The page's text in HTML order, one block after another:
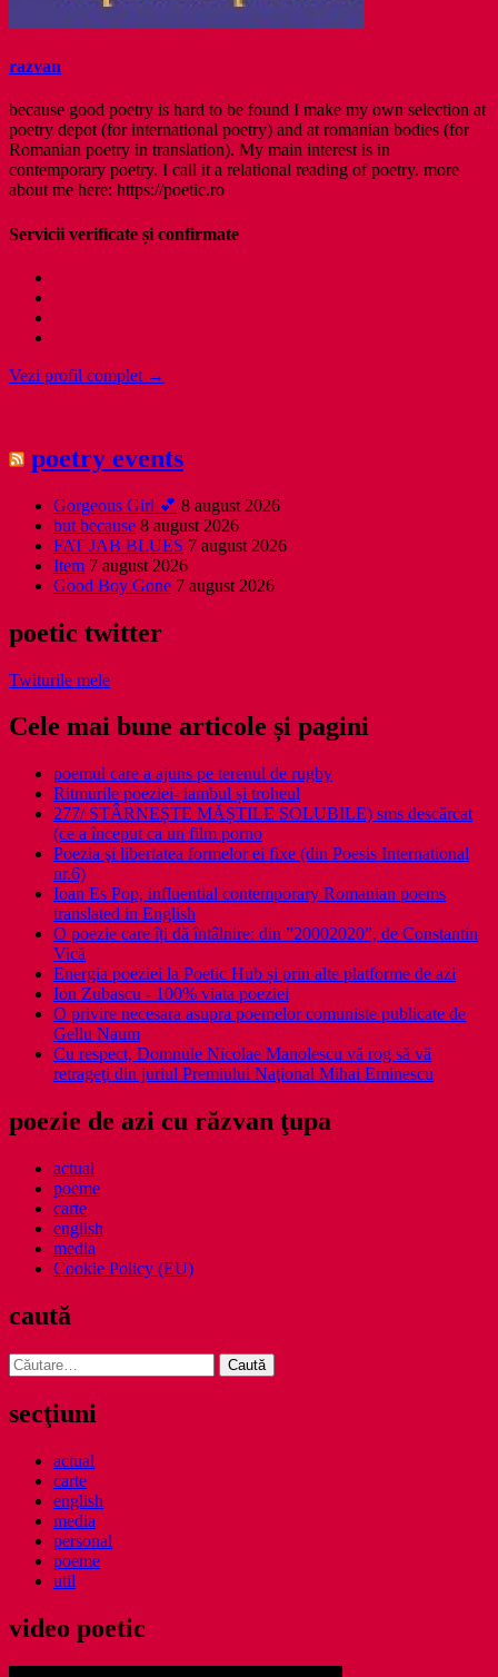
razvan
because good poetry is hard to be found I make my own selection at
poetry depot (for international poetry) and at romanian bodies (for
Romanian poetry in translation). My main interest is in
contemporary poetry. I call it a relational reading of poetry. more
about me here: https://poetic.ro
Servicii verificate și confirmate
Vezi profil complet →
poetry events
Gorgeous Girl 💕 8 august 2026
but because 8 august 2026
FAT JAB BLUES 7 august 2026
Item 7 august 2026
Good Boy Gone 7 august 2026
poetic twitter
Twiturile mele
Cele mai bune articole și pagini
poemul care a ajuns pe terenul de rugby
Ritmurile poeziei- iambul și troheul
277/ STÂRNEȘTE MĂȘTILE SOLUBILE) sms descărcat
(ce a început ca un film porno
Poezia şi libertatea formelor ei fixe (din Poesis International
nr.6)
Ioan Es Pop, influential contemporary Romanian poems
translated in English
O poezie care îți dă întâlnire: din ”20002020”, de Constantin
Vică
Energia poeziei la Poetic Hub și prin alte platforme de azi
Ion Zubascu - 100% viata poeziei
O privire necesara asupra poemelor comuniste publicate de
Gellu Naum
Cu respect, Domnule Nicolae Manolescu vă rog să vă
retrageţi din juriul Premiului Naţional Mihai Eminescu
poezie de azi cu răzvan ţupa
actual
poeme
carte
english
media
Cookie Policy (EU)
caută
Caută
după:
secţiuni
actual
carte
english
media
personal
poeme
util
video poetic